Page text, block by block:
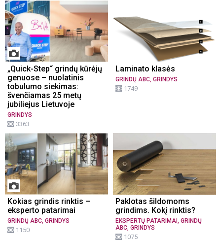
„Quick-Step“ grindų kūrėjų
genuose – nuolatinis
tobulumo siekimas:
švenčiamas 25 metų
jubiliejus Lietuvoje
GRINDYS
3363
Laminato klasės
GRINDŲ ABC GRINDYS
1749
Kokias grindis rinktis –
eksperto patarimai
GRINDŲ ABC GRINDYS
1150
Paklotas šildomoms
grindims. Kokį rinktis?
EKSPERTŲ PATARIMAI
GRINDŲ
ABC GRINDYS
1075